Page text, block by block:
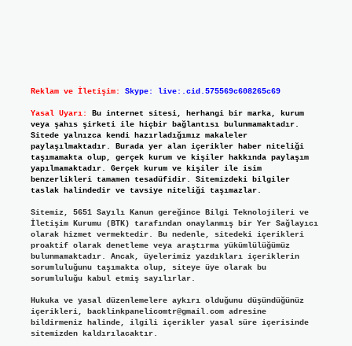
Reklam ve İletişim: Skype: live:.cid.575569c608265c69
Yasal Uyarı:
Bu internet sitesi, herhangi bir marka, kurum
veya şahıs şirketi ile hiçbir bağlantısı bulunmamaktadır.
Sitede yalnızca kendi hazırladığımız makaleler
paylaşılmaktadır. Burada yer alan içerikler haber niteliği
taşımamakta olup, gerçek kurum ve kişiler hakkında paylaşım
yapılmamaktadır. Gerçek kurum ve kişiler ile isim
benzerlikleri tamamen tesadüfidir. Sitemizdeki bilgiler
taslak halindedir ve tavsiye niteliği taşımazlar.
Sitemiz, 5651 Sayılı Kanun gereğince Bilgi Teknolojileri ve
İletişim Kurumu (BTK) tarafından onaylanmış bir Yer Sağlayıcı
olarak hizmet vermektedir. Bu nedenle, sitedeki içerikleri
proaktif olarak denetleme veya araştırma yükümlülüğümüz
bulunmamaktadır. Ancak, üyelerimiz yazdıkları içeriklerin
sorumluluğunu taşımakta olup, siteye üye olarak bu
sorumluluğu kabul etmiş sayılırlar.
Hukuka ve yasal düzenlemelere aykırı olduğunu düşündüğünüz
içerikleri, backlinkpanelicomtr@gmail.comadresine
bildirmeniz halinde, ilgili içerikler yasal süre içerisinde
sitemizden kaldırılacaktır.